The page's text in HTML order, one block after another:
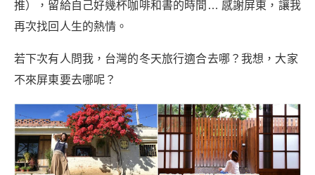
推），留給自己好幾杯咖啡和書的時間… 感謝屏東，讓我
再次找回人生的熱情。
若下次有人問我，台灣的冬天旅行適合去哪？我想，大家
不來屏東要去哪呢？